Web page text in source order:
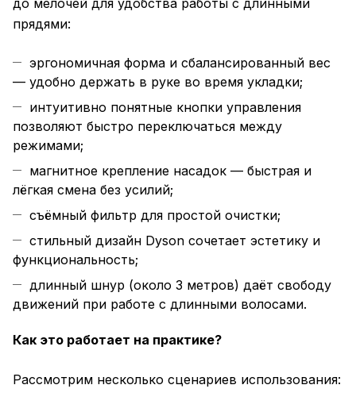
до мелочей для удобства работы с длинными
прядями:
эргономичная форма и сбалансированный вес
— удобно держать в руке во время укладки;
интуитивно понятные кнопки управления
позволяют быстро переключаться между
режимами;
магнитное крепление насадок — быстрая и
лёгкая смена без усилий;
съёмный фильтр для простой очистки;
стильный дизайн Dyson сочетает эстетику и
функциональность;
длинный шнур (около 3 метров) даёт свободу
движений при работе с длинными волосами.
Как это работает на практике?
Рассмотрим несколько сценариев использования: